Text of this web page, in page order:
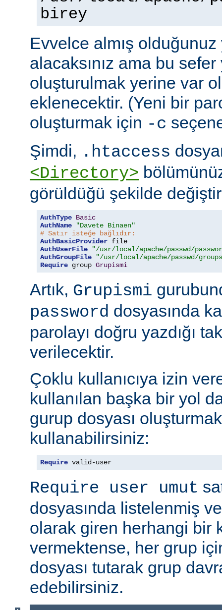
birey
Evvelce almış olduğunuz
alacaksınız ama bu
oluşturulmak yerine var
eklenecektir. (Yeni bir
oluşturmak için -c
Şimdi, .htaccess
<Directory>
görüldüğü şekilde
AuthType Basic
AuthName
"Davete Binaen"
# Satır isteğe bağlıdır:
AuthBasicProvider
AuthUserFile
"/usr/local/apache/passwd/
AuthGroupFile
"/usr/local/apache/passwd/
Require group Grupismi
Artık, Grupismi
password dosyasında
parolayı doğru yazdığı
verilecektir.
Çoklu kullanıcıya izin
kullanılan başka bir yol
gurup dosyası
kullanabilirsiniz:
Require valid-user
Require user umut
dosyasında listelenmiş
olarak giren herhangi bir
vermektense, her grup
dosyası tutarak grup
edebilirsiniz.